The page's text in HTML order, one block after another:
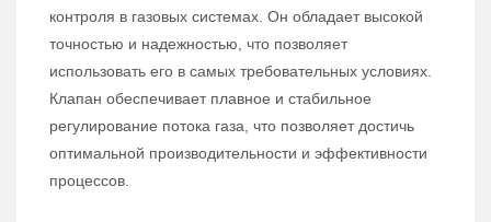
контроля в газовых системах. Он обладает высокой
точностью и надежностью, что позволяет
использовать его в самых требовательных условиях.
Клапан обеспечивает плавное и стабильное
регулирование потока газа, что позволяет достичь
оптимальной производительности и эффективности
процессов.